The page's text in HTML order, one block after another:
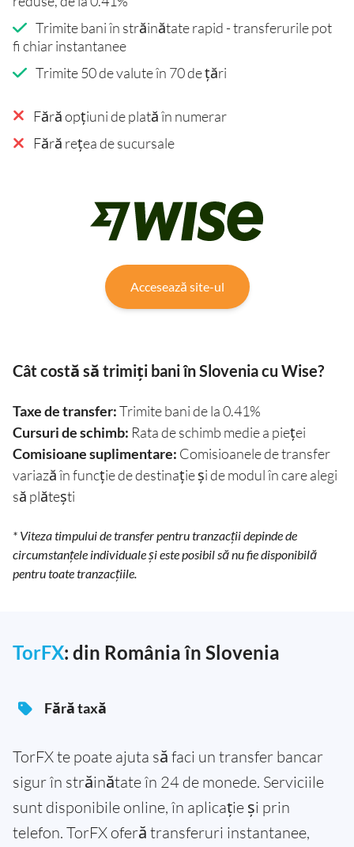
Trimite bani în străinătate rapid - transferurile pot
fi chiar instantanee
Trimite 50 de valute în 70 de țări
Fără opțiuni de plată în numerar
Fără rețea de sucursale
Accesează site-ul
Cât costă să trimiți bani în Slovenia cu Wise?
Taxe de transfer:Trimite bani de la 0.41%
Cursuri de schimb: Rata de schimb medie a pieței
Comisioane suplimentare: Comisioanele de transfer
variază în funcție de destinație și de modul în care alegi
să plătești
* Viteza timpului de transfer pentru tranzacții depinde de
circumstanțele individuale și este posibil să nu fie disponibilă
pentru toate tranzacțiile.
TorFX: din România în Slovenia
Fără taxă
TorFX te poate ajuta să faci un transfer bancar
sigur în străinătate în 24 de monede. Serviciile
sunt disponibile online, în aplicație și prin
telefon. TorFX oferă transferuri instantanee,